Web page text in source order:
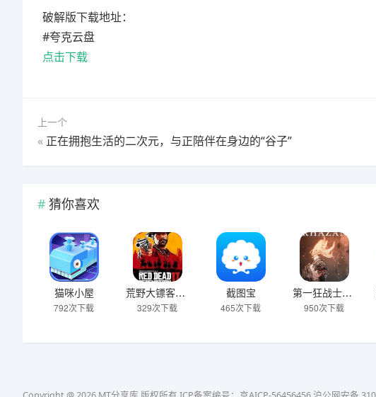
破解版下载地址：
#夸克云盘
点击下载
上一个
«正在拥抱生活的二次元，与正陪伴在身边的“谷子”
猜你喜欢
猫咪小屋
792次下载
荒野大镖客：救赎2
329次下载
截图宝
465次下载
第一狂战士：卡赞
950次下载